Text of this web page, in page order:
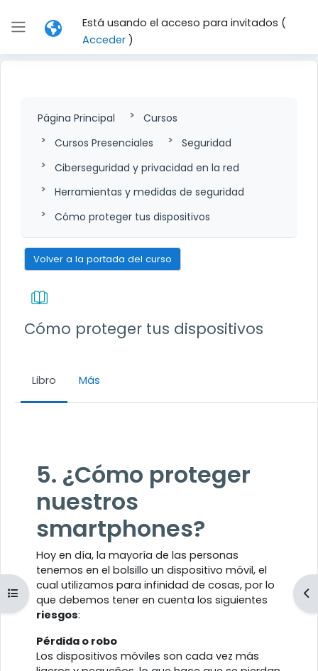
Panel lateral
Está usando el acceso para invitados (
Acceder)
Abrir índice del curso
Página Principal
Cursos
Cursos Presenciales
Seguridad
Ciberseguridad y privacidad en la red
Herramientas y medidas de seguridad
Cómo proteger tus dispositivos
Volver a la portada del curso
Cómo proteger tus dispositivos
Libro Más
5. ¿Cómo proteger
nuestros
smartphones?
Hoy en día, la mayoría de las personas
tenemos en el bolsillo un dispositivo móvil, el
cual utilizamos para infinidad de cosas, por lo
que debemos tener en cuenta los siguientes
riesgos:
Pérdida o robo
Los dispositivos móviles son cada vez más